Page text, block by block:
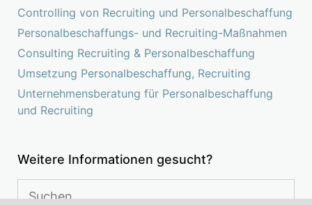
Controlling von Recruiting und Personalbeschaffung
Personalbeschaffungs- und Recruiting-Maßnahmen
Consulting Recruiting & Personalbeschaffung
Umsetzung Personalbeschaffung, Recruiting
Unternehmensberatung für Personalbeschaffung
und Recruiting
Weitere Informationen gesucht?